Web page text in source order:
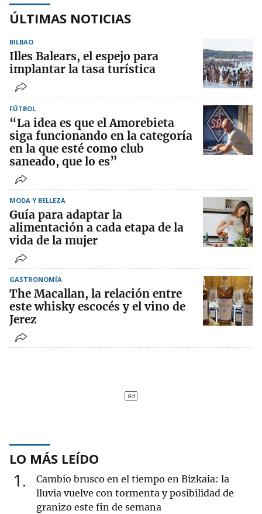
ÚLTIMAS NOTICIAS
BILBAO
Illes Balears, el espejo para
implantar la tasa turística
FÚTBOL
“La idea es que el Amorebieta
siga funcionando en la categoría
en la que esté como club
saneado, que lo es”
MODA Y BELLEZA
Guía para adaptar la
alimentación a cada etapa de la
vida de la mujer
GASTRONOMÍA
The Macallan, la relación entre
este whisky escocés y el vino de
Jerez
LO MÁS LEÍDO
1
Cambio brusco en el tiempo en Bizkaia: la
lluvia vuelve con tormenta y posibilidad de
granizo este fin de semana